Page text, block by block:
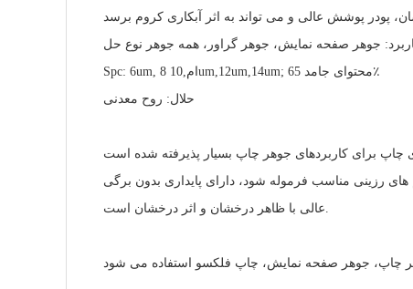
Spc: 6um, 8 ام,10um,12um,14um; محتوای جامد 65٪
حلال: روح معدنی
رزینی مناسب فرموله شود، دارای پایداری بدون برگی